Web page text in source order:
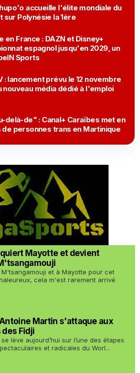
accueille l'élite mondiale du
Polynésie la 1ère
en France : DAZN et Disney+
espagnol jusqu'en 2029, un
Sports
: lancement prévu le 12 novembre
nouveau média dédié à l'emploi
delà-de" : Canal+ Caraïbes met en
personnes trans en Martinique
Mayotte et devient
et à Mayotte pour cet
cela m'est rarement arrivé
Martin s'attaque aux
Fidji
lève aujourd’hui sur l’une des étapes
et radicales du Worl...